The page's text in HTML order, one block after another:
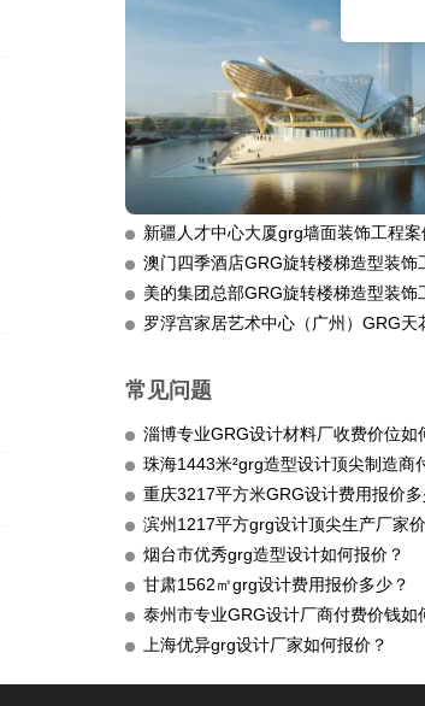
新疆人才中心大厦grg墙面装饰工程案
澳门四季酒店GRG旋转楼梯造型装饰
美的集团总部GRG旋转楼梯造型装饰
罗浮宫家居艺术中心（广州）GRG天
常见问题
淄博专业GRG设计材料厂收费价位如
重庆3217平方米GRG设计费用报价多
滨州1217平方grg设计顶尖生产厂家
烟台市优秀grg造型设计如何报价？
甘肃1562㎡grg设计费用报价多少？
泰州市专业GRG设计厂商付费价钱如
上海优异grg设计厂家如何报价？